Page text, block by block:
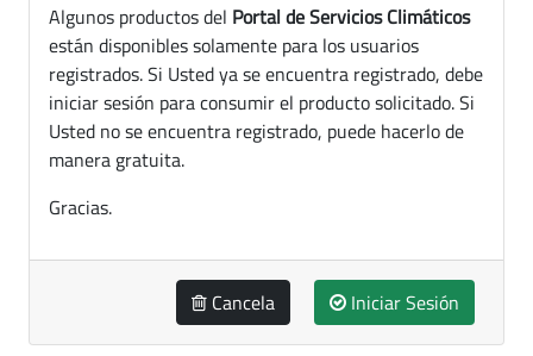
Algunos productos del Portal de Servicios Climáticos
están disponibles solamente para los usuarios
registrados. Si Usted ya se encuentra registrado, debe
iniciar sesión para consumir el producto solicitado. Si
Usted no se encuentra registrado, puede hacerlo de
manera gratuita.
Gracias.
Cancela Iniciar Sesión